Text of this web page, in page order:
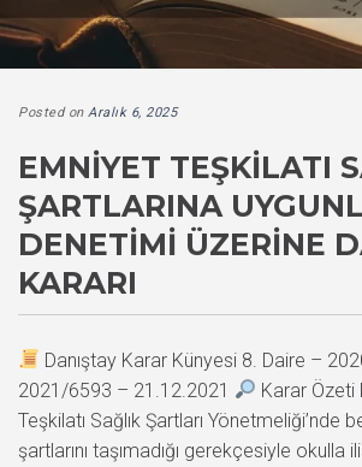
Posted on Aralık 6, 2025
EMNIYET TEŞKILATI
ŞARTLARINA
DENETIMI ÜZERINE
KARARI
Danıştay Karar Künyesi 8. Daire –
2021/6593 – 21.12.2021
Karar Özeti
Teşkilatı Sağlık Şartları Yönetmeliği’nde
şartlarını taşımadığı gerekçesiyle okulla